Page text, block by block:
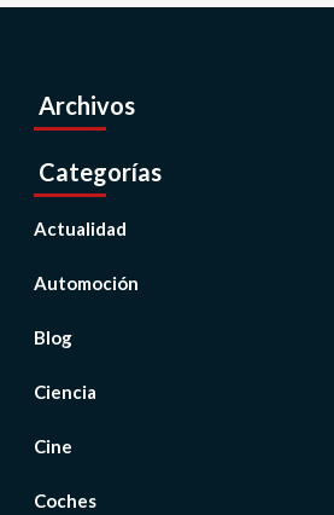
Archivos
Categorías
Actualidad
Automoción
Blog
Ciencia
Cine
Coches